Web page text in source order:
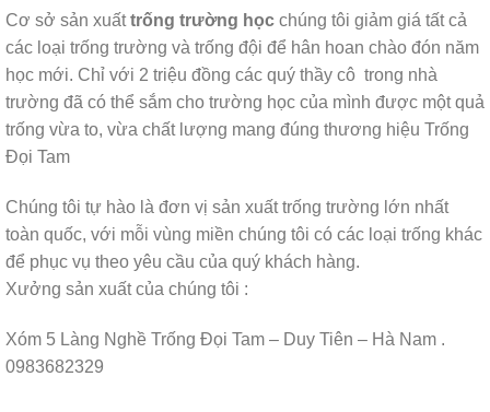
Cơ sở sản xuấttrống trường học chúng tôi giảm giá tất cả
các loại trống trường và trống đội để hân hoan chào đón năm
học mới. Chỉ với 2 triệu đồng các quý thầy cô trong nhà
trường đã có thể sắm cho trường học của mình được một quả
trống vừa to, vừa chất lượng mang đúng thương hiệu Trống
Đọi Tam
Chúng tôi tự hào là đơn vị sản xuất trống trường lớn nhất
toàn quốc, với mỗi vùng miền chúng tôi có các loại trống khác
để phục vụ theo yêu cầu của quý khách hàng.
Xưởng sản xuất của chúng tôi :
Xóm 5 Làng Nghề Trống Đọi Tam – Duy Tiên – Hà Nam .
0983682329